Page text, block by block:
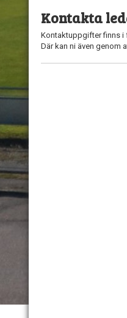
Kontakta
Kontaktuppgifter finns i
Där kan ni även genom